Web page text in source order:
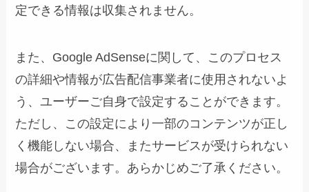
定できる情報は収集されません。
また、Google AdSenseに関して、このプロセス
の詳細や情報が広告配信事業者に使用されないよ
う、ユーザーご自身で設定することができます。
ただし、この設定により一部のコンテンツが正し
く機能しない場合、またサービスが受けられない
場合がございます。あらかじめご了承ください。